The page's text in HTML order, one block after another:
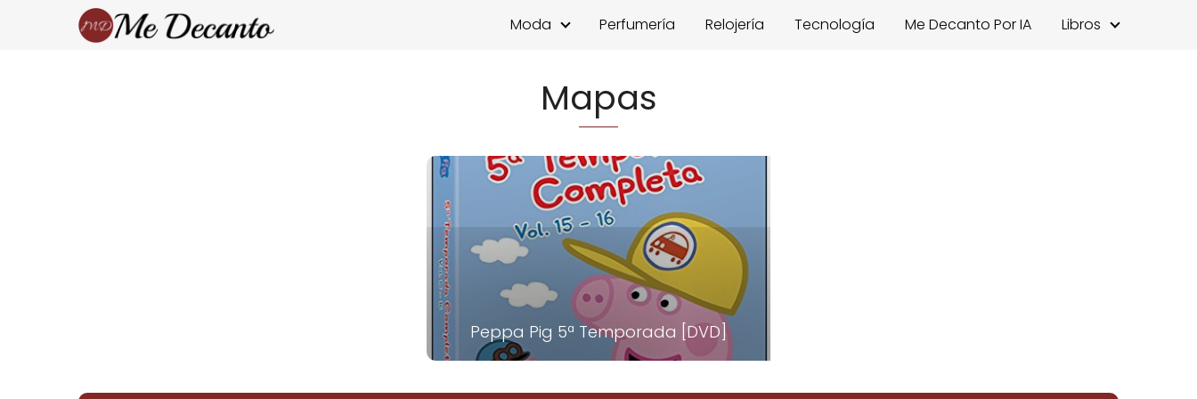
Moda Perfumería Relojería Tecnología Me Decanto Por IA Libros
Mapas
Peppa Pig 5ª Temporada [DVD]